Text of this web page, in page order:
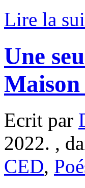
Lire la
Une
Ecrit par
2022. ,
CED,